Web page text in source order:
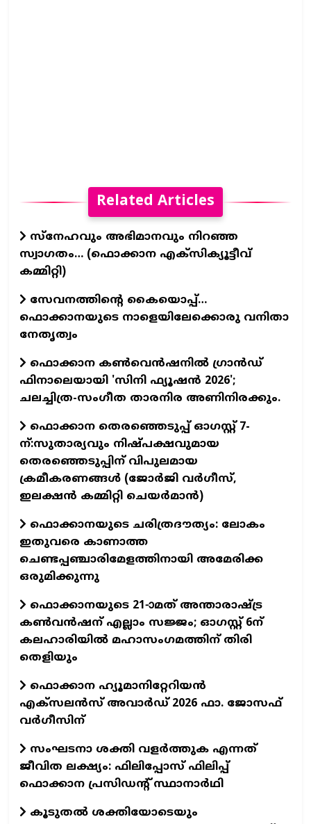
Related Articles
സ്നേഹവും അഭിമാനവും നിറഞ്ഞ
സ്വാഗതം… (ഫൊക്കാന എക്സിക്യൂട്ടീവ്
കമ്മിറ്റി)
സേവനത്തിന്റെ കൈയൊപ്പ്…
ഫൊക്കാനയുടെ നാളെയിലേക്കൊരു വനിതാ
നേതൃത്വം
ഫൊക്കാന കണ്‍വെന്‍ഷനില്‍ ഗ്രാന്‍ഡ്
ഫിനാലെയായി 'സിനി ഫ്യൂഷന്‍ 2026';
ചലച്ചിത്ര-സംഗീത താരനിര അണിനിരക്കും.
ഫൊക്കാന തെരഞ്ഞെടുപ്പ് ഓഗസ്റ്റ് 7-
ന്:സുതാര്യവും നിഷ്പക്ഷവുമായ
തെരഞ്ഞെടുപ്പിന് വിപുലമായ
ക്രമീകരണങ്ങൾ (ജോർജി വർഗീസ്,
ഇലക്ഷൻ കമ്മിറ്റി ചെയർമാൻ)
ഫൊക്കാനയുടെ ചരിത്രദൗത്യം: ലോകം
ഇതുവരെ കാണാത്ത
ചെണ്ടപ്പഞ്ചാരിമേളത്തിനായി അമേരിക്ക
ഒരുമിക്കുന്നു
ഫൊക്കാനയുടെ 21-ാമത് അന്താരാഷ്ട്ര
കൺവൻഷന് എല്ലാം സജ്ജം; ഓഗസ്റ്റ് 6ന്
കലഹാരിയിൽ മഹാസംഗമത്തിന് തിരി
തെളിയും
ഫൊക്കാന ഹ്യൂമാനിറ്റേറിയന്‍
എക്‌സലന്‍സ് അവാര്‍ഡ് 2026 ഫാ. ജോസഫ്
വര്‍ഗീസിന്
സംഘടനാ ശക്തി വളർത്തുക എന്നത്
ജീവിത ലക്ഷ്യം: ഫിലിപ്പോസ് ഫിലിപ്പ്
ഫൊക്കാന പ്രസിഡന്റ് സ്ഥാനാർഥി
കൂടുതൽ ശക്തിയോടെയും